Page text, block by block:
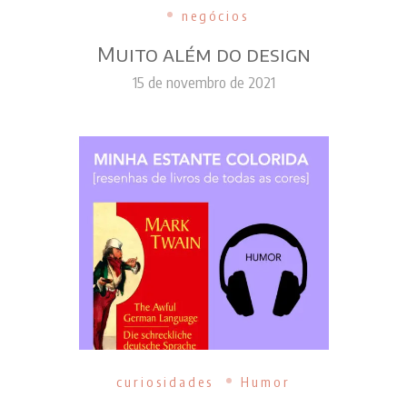
negócios
Muito além do design
15 de novembro de 2021
curiosidades Humor